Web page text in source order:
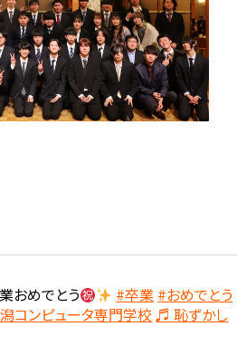
おめでとう #卒業 #おめでとう
コンピュータ専門学校 ♬ 恥ずかし